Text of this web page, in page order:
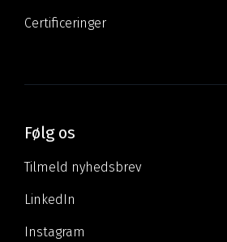
Certificeringer
Følg os
Tilmeld nyhedsbrev
LinkedIn
Instagram